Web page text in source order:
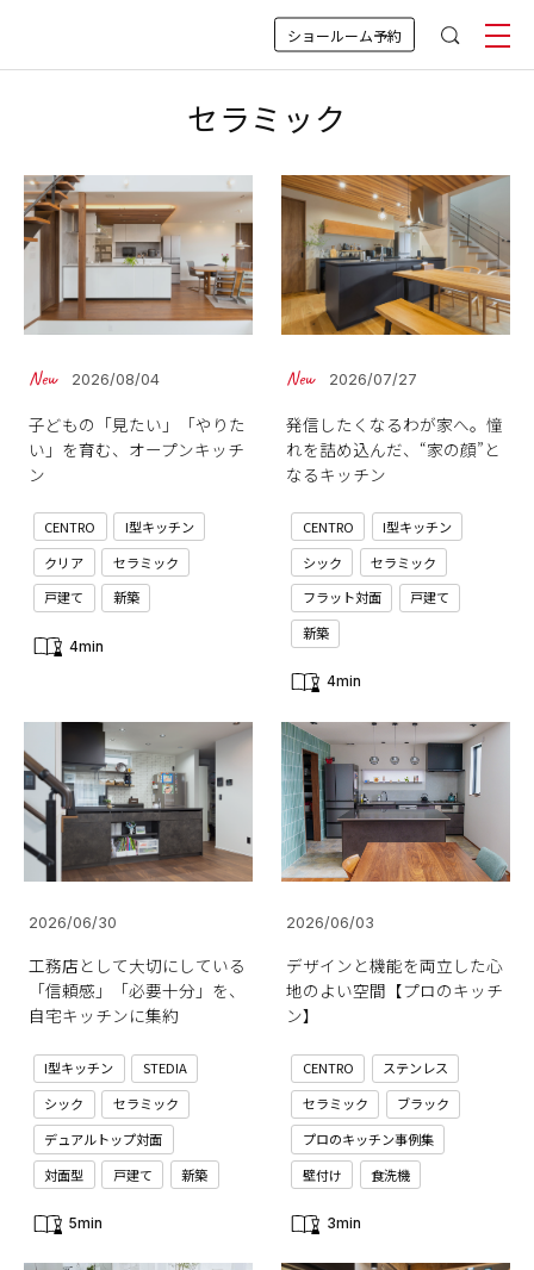
ショールーム予約
セラミック
2026/08/04
子どもの「見たい」「やりた
い」を育む、オープンキッチ
ン
CENTRO
I型キッチン
クリア
セラミック
戸建て
新築
4min
2026/07/27
発信したくなるわが家へ。憧
れを詰め込んだ、“家の顔”と
なるキッチン
CENTRO
I型キッチン
シック
セラミック
フラット対面
戸建て
新築
4min
2026/06/30
工務店として大切にしている
「信頼感」「必要十分」を、
自宅キッチンに集約
I型キッチン
STEDIA
シック
セラミック
デュアルトップ対面
対面型
戸建て 新築
5min
2026/06/03
デザインと機能を両立した心
地のよい空間【プロのキッチ
ン】
CENTRO
ステンレス
セラミック
ブラック
プロのキッチン事例集
壁付け
食洗機
3min